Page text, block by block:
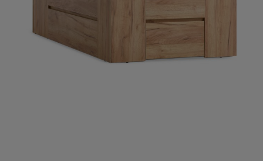
en accessoires